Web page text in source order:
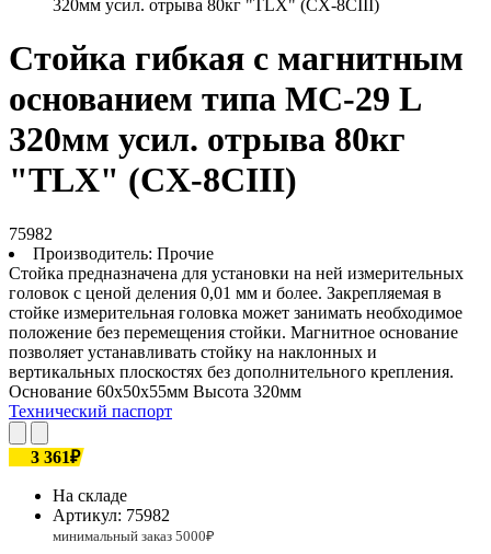
320мм усил. отрыва 80кг "TLX" (CX-8CIII)
Стойка гибкая с магнитным
основанием типа МС-29 L
320мм усил. отрыва 80кг
"TLX" (CX-8CIII)
75982
Производитель: Прочие
Стойка предназначена для установки на ней измерительных
головок с ценой деления 0,01 мм и более. Закрепляемая в
стойке измерительная головка может занимать необходимое
положение без перемещения стойки. Магнитное основание
позволяет устанавливать стойку на наклонных и
вертикальных плоскостях без дополнительного крепления.
Основание 60х50х55мм Высота 320мм
Технический паспорт
3 361₽
На складе
Артикул: 75982